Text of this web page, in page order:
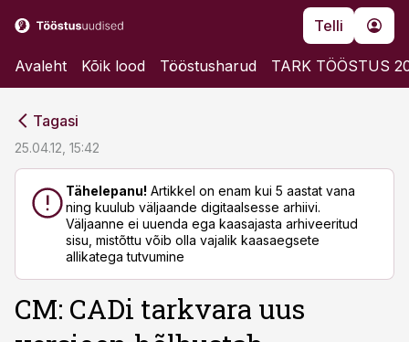
Telli
Avaleht Kõik lood Tööstusharud TARK TÖÖSTUS
Tagasi
25.04.12, 15:42
Tähelepanu! Artikkel on enam kui 5 aastat vana
ning kuulub väljaande digitaalsesse arhiivi.
Väljaanne ei uuenda ega kaasajasta arhiveeritud
sisu, mistõttu võib olla vajalik kaasaegsete
allikatega tutvumine
CM: CADi tarkvara uus